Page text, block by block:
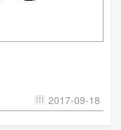
 2017-09-18